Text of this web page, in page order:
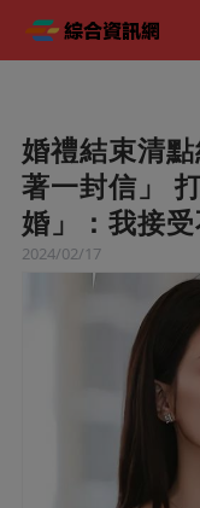
婚禮結束清
著一封信」
婚」：我接受
2024/02/17